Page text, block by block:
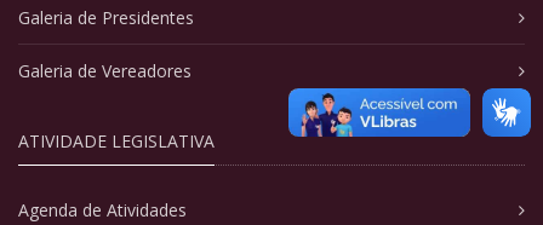
Galeria de Presidentes
Galeria de Vereadores
ATIVIDADE LEGISLATIVA
Agenda de Atividades